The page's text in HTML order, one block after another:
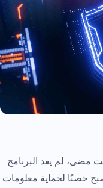
مضى، لم يعد البرنامج
حصنًا لحماية معلومات